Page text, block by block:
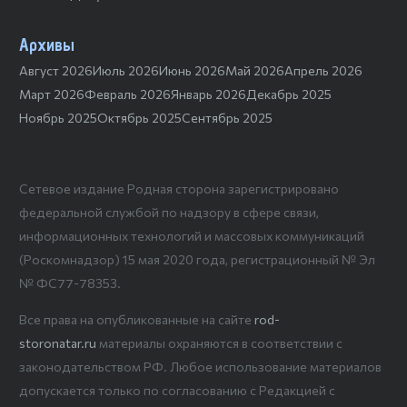
Архивы
Август 2026Июль 2026Июнь 2026Май 2026Апрель 2026
Март 2026Февраль 2026Январь 2026Декабрь 2025
Ноябрь 2025Октябрь 2025Сентябрь 2025
Сетевое издание Родная сторона зарегистрировано
федеральной службой по надзору в сфере связи,
информационных технологий и массовых коммуникаций
(Роскомнадзор) 15 мая 2020 года, регистрационный № Эл
№ ФС77-78353.
Все права на опубликованные на сайте rod-
storonatar.ru материалы охраняются в соответствии с
законодательством РФ. Любое использование материалов
допускается только по согласованию с Редакцией с